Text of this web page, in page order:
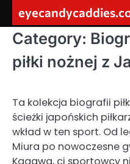
content
Category:
piłki nożnej z
Ta kolekcja biografii
ścieżki japońskich
wkład w ten sport. Od
Miura po nowoczesne